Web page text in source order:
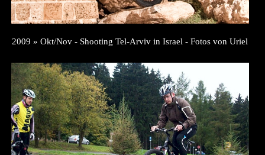
2009 » Okt/Nov - Shooting Tel-Arviv in Israel - Fotos von Uriel